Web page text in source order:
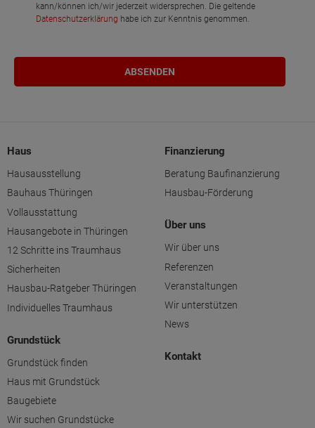
kann/können ich/wir jederzeit widersprechen. Die geltende
Datenschutzerklärung habe ich zur Kenntnis genommen.
Haus
Hausausstellung
Bauhaus Thüringen
Vollausstattung
Hausangebote in Thüringen
12 Schritte ins Traumhaus
Sicherheiten
Hausbau-Ratgeber Thüringen
Individuelles Traumhaus
Grundstück
Grundstück finden
Haus mit Grundstück
Baugebiete
Wir suchen Grundstücke
Finanzierung
Beratung Baufinanzierung
Hausbau-Förderung
Über uns
Wir über uns
Referenzen
Veranstaltungen
Wir unterstützen
News
Kontakt